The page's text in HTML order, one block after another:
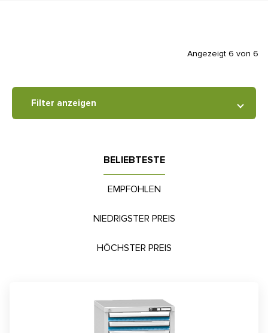
BELIEBTESTE
EMPFOHLEN
NIEDRIGSTER PREIS
HÖCHSTER PREIS
Angezeigt 6 von 6
Filter anzeigen